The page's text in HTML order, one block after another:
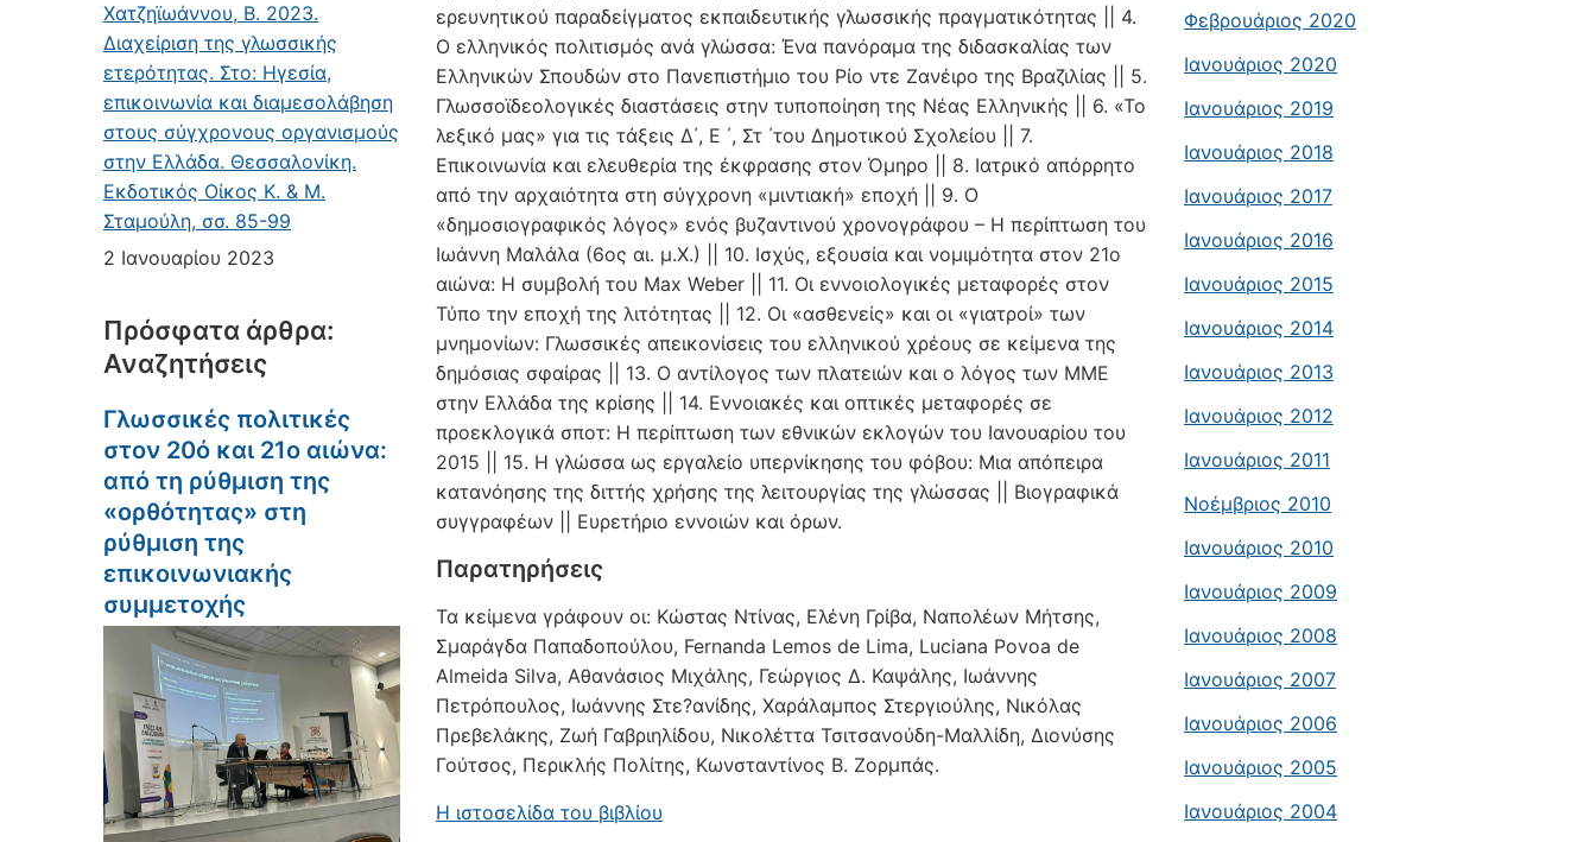
Χατζηϊωάννου, Β. 2023.
Διαχείριση της γλωσσικής
ετερότητας. Στο: Ηγεσία,
επικοινωνία και διαμεσολάβηση
στους σύγχρονους οργανισμούς
στην Ελλάδα. Θεσσαλονίκη.
Εκδοτικός Οίκος Κ. & Μ.
Σταμούλη, σσ. 85-99
2 Ιανουαρίου 2023
Πρόσφατα άρθρα:
Αναζητήσεις
Γλωσσικές πολιτικές
στον 20ό και 21ο αιώνα:
από τη ρύθμιση της
«ορθότητας» στη
ρύθμιση της
επικοινωνιακής
συμμετοχής
ερευνητικού παραδείγματος εκπαιδευτικής γλωσσικής πραγματικότητας || 4.
Ο ελληνικός πολιτισμός ανά γλώσσα: Ένα πανόραμα της διδασκαλίας των
Ελληνικών Σπουδών στο Πανεπιστήμιο του Ρίο ντε Ζανέιρο της Βραζιλίας || 5.
Γλωσσοϊδεολογικές διαστάσεις στην τυποποίηση της Νέας Ελληνικής || 6. «Το
λεξικό μας» για τις τάξεις Δ΄, Ε ΄, Στ ΄του Δημοτικού Σχολείου || 7.
Επικοινωνία και ελευθερία της έκφρασης στον Όμηρο || 8. Ιατρικό απόρρητο
από την αρχαιότητα στη σύγχρονη «μιντιακή» εποχή || 9. Ο
«δημοσιογραφικός λόγος» ενός βυζαντινού χρονογράφου – Η περίπτωση του
Ιωάννη Μαλάλα (6ος αι. μ.Χ.) || 10. Ισχύς, εξουσία και νομιμότητα στον 21ο
αιώνα: Η συμβολή του Max Weber || 11. Οι εννοιολογικές μεταφορές στον
Τύπο την εποχή της λιτότητας || 12. Οι «ασθενείς» και οι «γιατροί» των
μνημονίων: Γλωσσικές απεικονίσεις του ελληνικού χρέους σε κείμενα της
δημόσιας σφαίρας || 13. Ο αντίλογος των πλατειών και ο λόγος των ΜΜΕ
στην Ελλάδα της κρίσης || 14. Εννοιακές και οπτικές μεταφορές σε
προεκλογικά σποτ: Η περίπτωση των εθνικών εκλογών του Ιανουαρίου του
2015 || 15. Η γλώσσα ως εργαλείο υπερνίκησης του φόβου: Μια απόπειρα
κατανόησης της διττής χρήσης της λειτουργίας της γλώσσας || Βιογραφικά
συγγραφέων || Ευρετήριο εννοιών και όρων.
Παρατηρήσεις
Τα κείμενα γράφουν οι: Κώστας Ντίνας, Ελένη Γρίβα, Ναπολέων Μήτσης,
Σμαράγδα Παπαδοπούλου, Fernanda Lemos de Lima, Luciana Povoa de
Almeida Silva, Αθανάσιος Μιχάλης, Γεώργιος Δ. Καψάλης, Ιωάννης
Πετρόπουλος, Ιωάννης Στε?ανίδης, Χαράλαμπος Στεργιούλης, Νικόλας
Πρεβελάκης, Ζωή Γαβριηλίδου, Νικολέττα Τσιτσανούδη-Μαλλίδη, Διονύσης
Γούτσος, Περικλής Πολίτης, Κωνσταντίνος Β. Ζορμπάς.
Η ιστοσελίδα του βιβλίου
Φεβρουάριος 2020
Ιανουάριος 2020
Ιανουάριος 2019
Ιανουάριος 2018
Ιανουάριος 2017
Ιανουάριος 2016
Ιανουάριος 2015
Ιανουάριος 2014
Ιανουάριος 2013
Ιανουάριος 2012
Ιανουάριος 2011
Νοέμβριος 2010
Ιανουάριος 2010
Ιανουάριος 2009
Ιανουάριος 2008
Ιανουάριος 2007
Ιανουάριος 2006
Ιανουάριος 2005
Ιανουάριος 2004